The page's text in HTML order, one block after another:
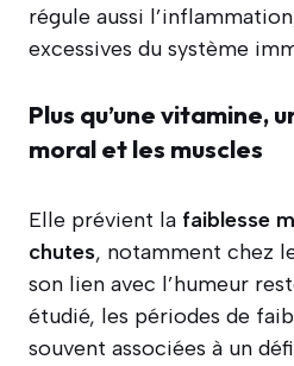
régule aussi
excessives du système
Plus qu’une vitamine,
moral et les muscles
Elle prévient la faiblesse
chutes, notamment chez
son lien avec l’humeur
étudié, les périodes de
souvent associées à un